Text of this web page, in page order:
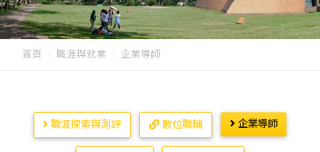
首頁 職涯與就業 企業導師
職涯探索與測評 數位職輔 企業導師